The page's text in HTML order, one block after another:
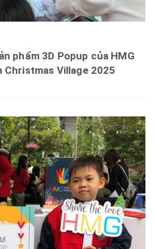
phẩm 3D Popup của HMG
Christmas Village 2025